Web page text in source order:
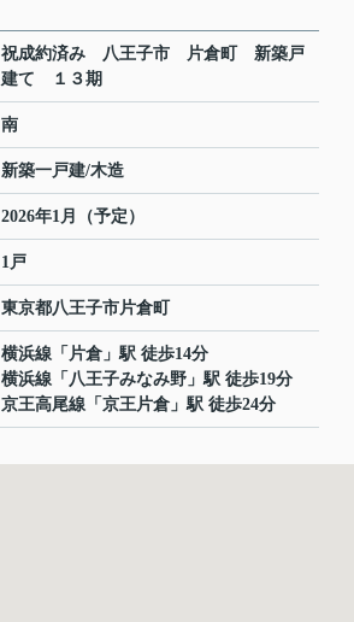
祝成約済み 八王子市 片倉町 新築戸
建て １３期
南
新築一戸建/木造
2026年1月（予定）
1戸
東京都八王子市片倉町
横浜線 「 片倉 」駅 徒歩14分
横浜線 「 八王子みなみ野 」駅 徒歩19分
京王高尾線 「 京王片倉 」駅 徒歩24分